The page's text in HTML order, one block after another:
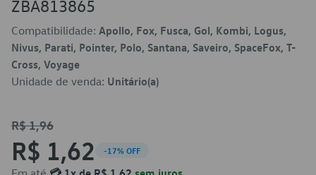
ZBA813865
Compatibilidade: Apollo, Fox, Fusca, Gol, Kombi, Logus,
Nivus, Parati, Pointer, Polo, Santana, Saveiro, SpaceFox, T-
Cross, Voyage
Unidade de venda: Unitário(a)
R$ 1,96
R$ 1,62 -17% OFF